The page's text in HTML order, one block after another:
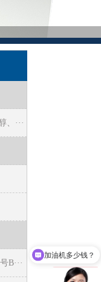
···
B···
加油机多少钱？